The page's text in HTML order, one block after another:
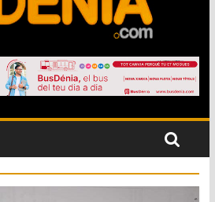
en la Segunda Entraeta Festera
de Dénia más de 50.000 imágenes
la ciudad